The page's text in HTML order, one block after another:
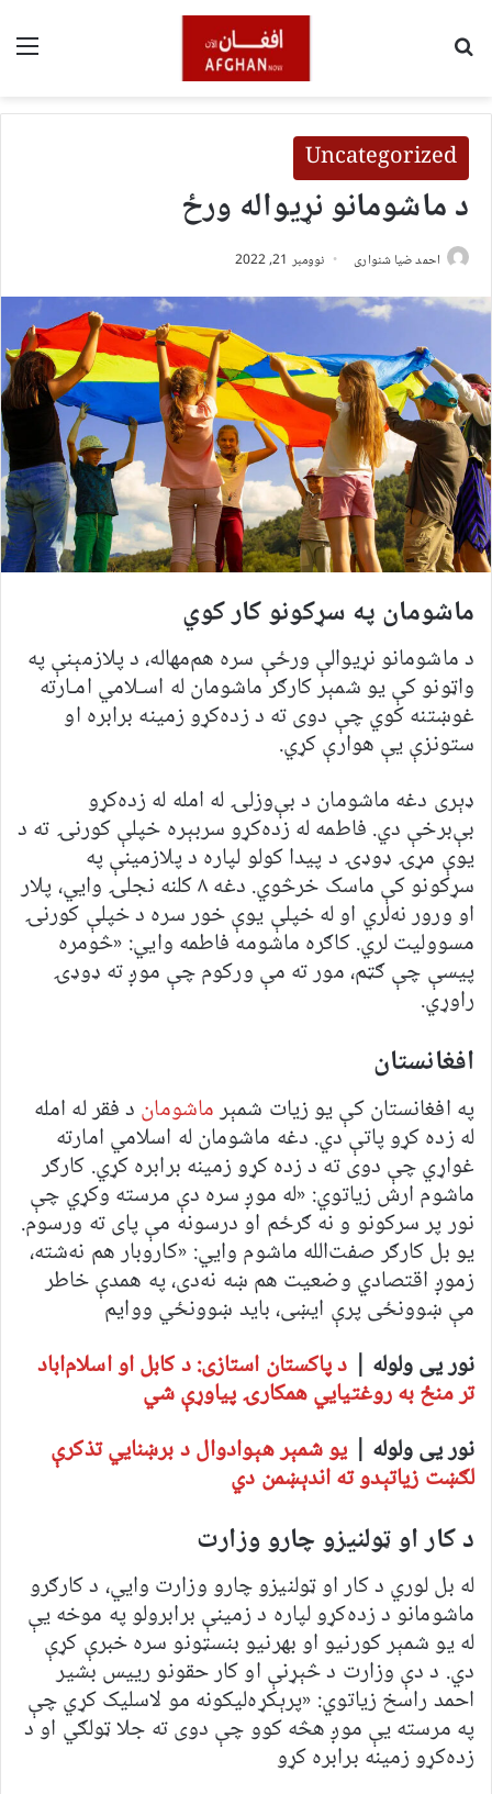
Uncategorized
د ماشومانو نړیواله ورځ
احمد ضیا شنواری نوومبر 21, 2022
ماشومان په سړکونو کار کوي
د ماشومانو نړیوالې ورځې سره هم‌مهاله، د پلازمېنې په
واټونو کې یو شمېر کارګر ماشومان له اسـلامي امـارته
غوښتنه کوي چې دوی ته د زده‌کړو زمینه برابره او
ستونزې یې هوارې کړي.
ډېری دغه ماشومان د بې‌وزلۍ له امله له زده‌کړو
بې‌برخې دي. فاطمه له زده‌کړو سربېره خپلې کورنۍ ته د
یوې مړۍ ډوډۍ د پیدا کولو لپاره د پلازمینې په
سړکونو کې ماسک خرڅوي. دغه ۸ کلنه نجلۍ وايي، پلار
او ورور نه‌لري او له خپلې یوې خور سره د خپلې کورنۍ
مسوولیت لري. کاګره ماشومه فاطمه وايي: «څومره
پیسې چې ګټم، مور ته مې ورکوم چې موږ ته ډوډۍ
راوړي.
افغانستان
په افغانستان کې یو زیات شمېرماشومان د فقر له امله
له زده کړو پاتې دي. دغه ماشومان له اسلامي امارته
غواړي چې دوی ته د زده کړو زمینه برابره کړي. کارګر
ماشوم ارش زیاتوي: «له موږ سره دې مرسته وکړي چې
نور پر سرکونو و نه ګرځم او درسونه مې پای ته ورسوم.
یو بل کارګر صفت‌الله ماشوم وايي: «کاروبار هم نه‌شته،
زموږ اقتصادي وضعیت هم ښه نه‌دی، په همدې خاطر
مې ښوونځی پرې ایښی، باید ښوونځي ووایم
نور یی ولوله | د پاکستان استازی: د کابل او اسلام‌اباد
تر منځ به روغتیايي همکارۍ پیاوړې شي
نور یی ولوله |یو شمېر هېوادوال د برښنايي تذکرې
لګښت زیاتېدو ته اندېښمن دي
د کار او ټولنیزو چارو وزارت
له بل لوري د کار او ټولنیزو چارو وزارت وايي، د کارګرو
ماشومانو د زده‌کړو لپاره د زمینې برابرولو په موخه یې
له یو شمېر کورنیو او بهرنیو بنسټونو سره خبرې کړې
دي. د دې وزارت د څېړنې او کار حقونو رییس بشیر
احمد راسخ زیاتوي: «پرېکړه‌لیکونه مو لاسلیک کړي چې
په مرسته یې موږ هڅه کوو چې دوی ته جلا ټولګي او د
زده‌کړو زمینه برابره کړو